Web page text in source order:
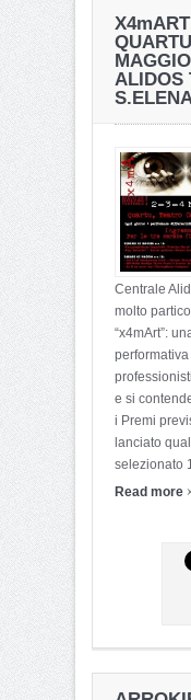
ALIDOS
Centrale
molto
“x4mArt”:
e si
i Premi
lanciato
selezionato
Read more ›